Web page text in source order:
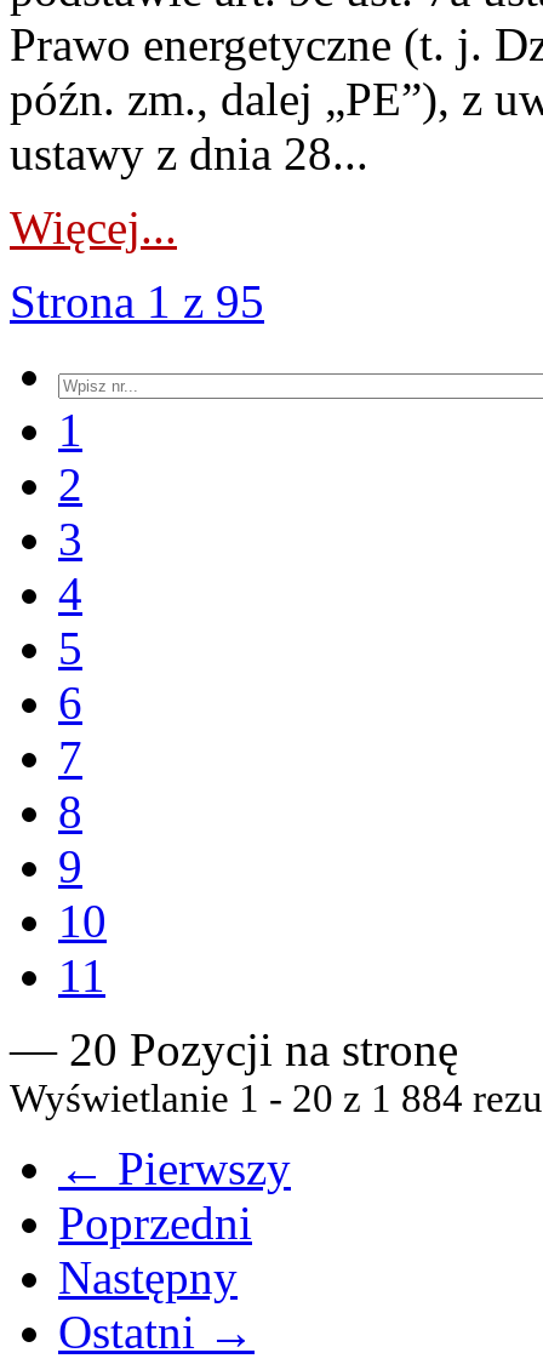
Prawo energetyczne (t. j.
późn. zm., dalej „PE”), z
ustawy z dnia 28...
Więcej...
Strona 1 z 95
1
2
3
4
5
6
7
8
9
10
11
— 20 Pozycji na stronę
Wyświetlanie 1 - 20 z 1 884
← Pierwszy
Poprzedni
Następny
Ostatni →